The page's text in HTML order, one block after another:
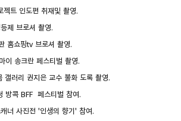
트 인도편 취재및 촬영.
제 브로셔 촬영.
홈쇼핑tv 브로셔 촬영.
송크란 페스티벌 촬영.
러리 권지은 교수 불화 도록 촬영.
방콕 BFF 페스티벌 참여.
너 사진전 '인생의 향기' 참여.